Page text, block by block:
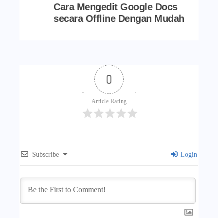
Cara Mengedit Google Docs
secara Offline Dengan Mudah
0
Article Rating
Subscribe Login